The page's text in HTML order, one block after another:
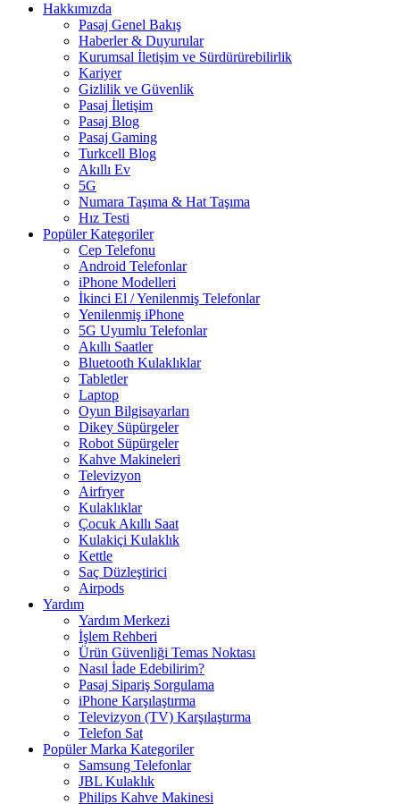
Hakkımızda
Pasaj Genel Bakış
Haberler & Duyurular
Kurumsal İletişim ve Sürdürürebilirlik
Kariyer
Gizlilik ve Güvenlik
Pasaj İletişim
Pasaj Blog
Pasaj Gaming
Turkcell Blog
Akıllı Ev
5G
Numara Taşıma & Hat Taşıma
Hız Testi
Popüler Kategoriler
Cep Telefonu
Android Telefonlar
iPhone Modelleri
İkinci El / Yenilenmiş Telefonlar
Yenilenmiş iPhone
5G Uyumlu Telefonlar
Akıllı Saatler
Bluetooth Kulaklıklar
Tabletler
Laptop
Oyun Bilgisayarları
Dikey Süpürgeler
Robot Süpürgeler
Kahve Makineleri
Televizyon
Airfryer
Kulaklıklar
Çocuk Akıllı Saat
Kulakiçi Kulaklık
Kettle
Saç Düzleştirici
Airpods
Yardım
Yardım Merkezi
İşlem Rehberi
Ürün Güvenliği Temas Noktası
Nasıl İade Edebilirim?
Pasaj Sipariş Sorgulama
iPhone Karşılaştırma
Televizyon (TV) Karşılaştırma
Telefon Sat
Popüler Marka Kategoriler
Samsung Telefonlar
JBL Kulaklık
Philips Kahve Makinesi